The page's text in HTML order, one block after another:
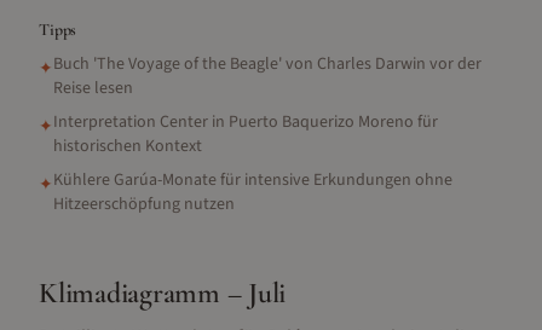
Tipps
✦Buch 'The Voyage of the Beagle' von Charles Darwin vor der
Reise lesen
✦Interpretation Center in Puerto Baquerizo Moreno für
historischen Kontext
✦Kühlere Garúa-Monate für intensive Erkundungen ohne
Hitzeerschöpfung nutzen
Klimadiagramm – Juli